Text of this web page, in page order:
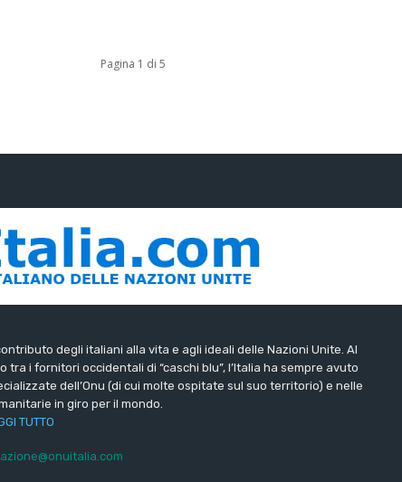
Pagina 1 di 5
degli italiani alla vita e agli ideali delle Nazioni Unite. Al
i fornitori occidentali di “caschi blu”, l’Italia ha sempre avuto
dell’Onu (di cui molte ospitate sul suo territorio) e nelle
in giro per il mondo.
TUTTO